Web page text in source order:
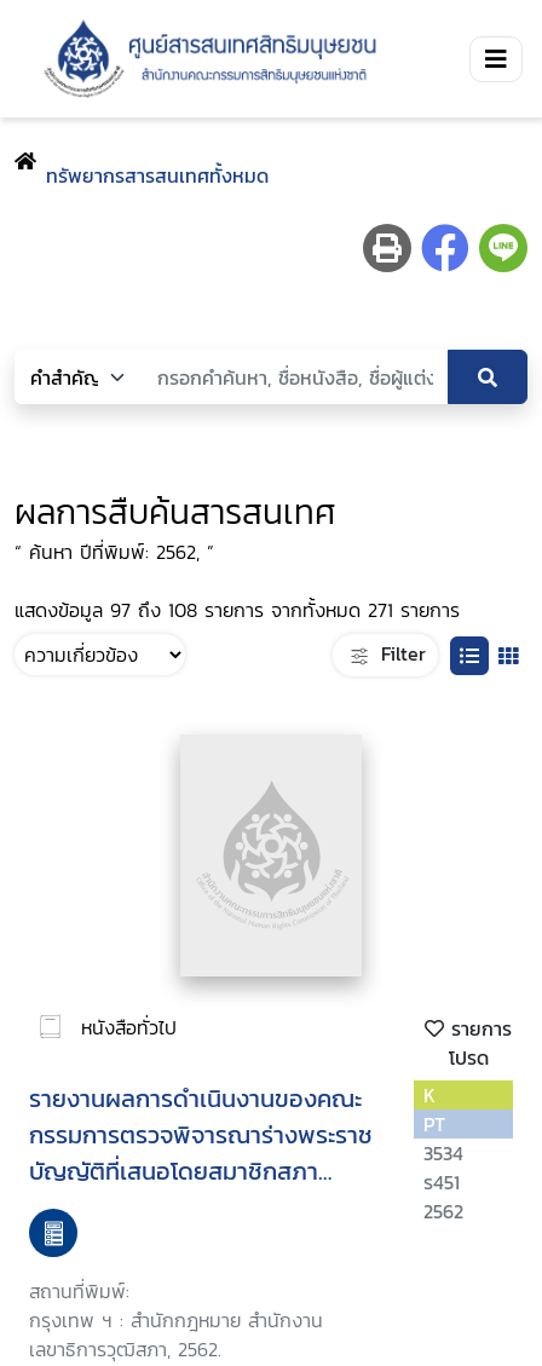
ทรัพยากรสารสนเทศทั้งหมด
ผลการสืบค้นสารสนเทศ
“ ค้นหา ปีที่พิมพ์: 2562, ”
แสดงข้อมูล 97 ถึง 108 รายการ จากทั้งหมด 271 รายการ
Filter
หนังสือทั่วไป
รายการ
โปรด
รายงานผลการดำเนินงานของคณะ
กรรมการตรวจพิจารณาร่างพระราช
บัญญัติที่เสนอโดยสมาชิกสภา
นิติบัญญัติแห่งชาติเป็นร่างพระราช
บัญญัติเกี่ยวด้วยการเงินหรือไม่ตาม
บทบัญญัติแห่งรัฐธรรมนูญ
สถานที่พิมพ์:
กรุงเทพ ฯ : สำนักกฎหมาย สำนักงาน
เลขาธิการวุฒิสภา, 2562.
K
PT
3534
ร451
2562